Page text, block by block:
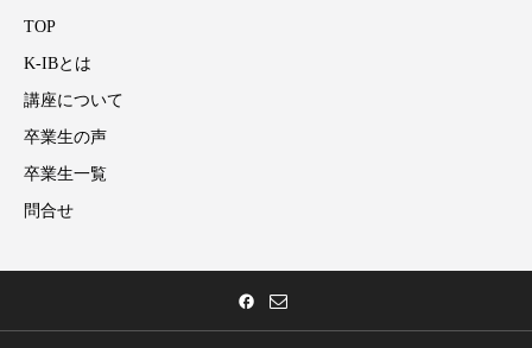
TOP
K-IBとは
講座について
卒業生の声
卒業生一覧
問合せ